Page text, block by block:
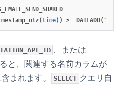
(time)) >= DATEADD(
、または
と、関連する名前カラムが
まれます。
SELECT クエリ自